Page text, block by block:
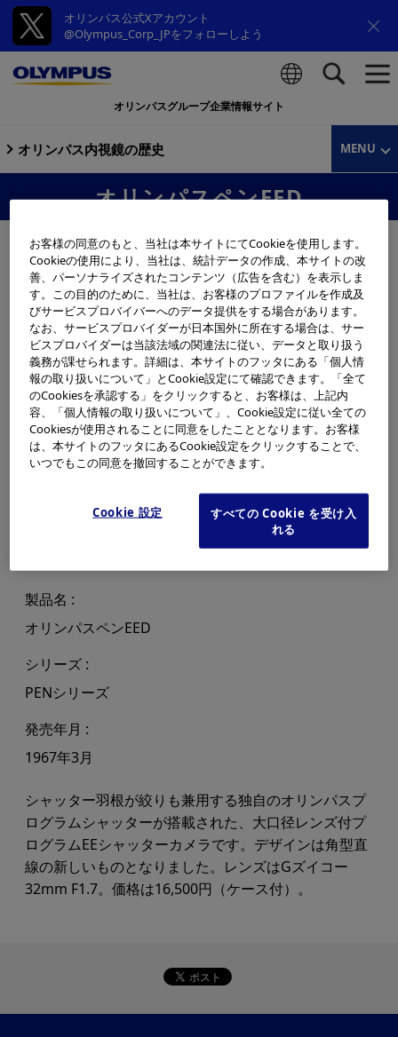
オリンパス公式Xアカウント
@Olympus_Corp_JPをフォローしよう
オリンパスグループ企業情報サイト
オリンパス内視鏡の歴史 MENU
オリンパスペンEED
製品名
オリンパスペンEED
シリーズ
PENシリーズ
発売年月
1967年3月
シャッター羽根が絞りも兼用する独自のオリンパスプ
ログラムシャッターが搭載された、大口径レンズ付プ
ログラムEEシャッターカメラです。デザインは角型直
線の新しいものとなりました。レンズはGズイコー
32mm F1.7。価格は16,500円（ケース付）。
お客様の同意のもと、当社は本サイトにてCookieを使用します。
Cookieの使用により、当社は、統計データの作成、本サイトの改
善、パーソナライズされたコンテンツ（広告を含む）を表示しま
す。この目的のために、当社は、お客様のプロファイルを作成及
びサービスプロバイバーへのデータ提供をする場合があります。
なお、サービスプロバイダーが日本国外に所在する場合は、サー
ビスプロバイダーは当該法域の関連法に従い、データと取り扱う
義務が課せられます。詳細は、本サイトのフッタにある「個人情
報の取り扱いについて」とCookie設定にて確認できます。「全て
のCookiesを承認する」をクリックすると、お客様は、上記内
容、「個人情報の取り扱いについて」、Cookie設定に従い全ての
Cookiesが使用されることに同意をしたこととなります。お客様
は、本サイトのフッタにあるCookie設定をクリックすることで、
いつでもこの同意を撤回することができます。
Cookie 設定
すべての Cookie を受け入
れる